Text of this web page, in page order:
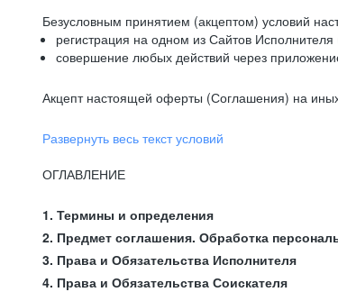
Безусловным принятием (акцептом) условий
регистрация на одном из Сайтов
совершение любых действий через
Акцепт настоящей оферты (Соглашения) на
Развернуть весь текст условий
ОГЛАВЛЕНИЕ
1. Термины и определения
2. Предмет соглашения. Обработка
3. Права и Обязательства Исполнителя
4. Права и Обязательства Соискателя